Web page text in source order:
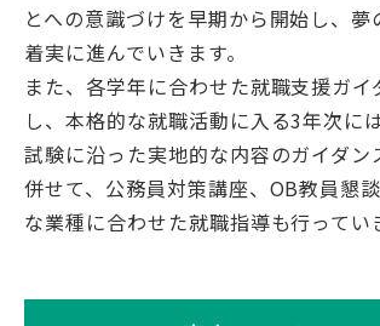
とへの意識づけを早期から開始し、夢
着実に進んでいきます。
また、各学年に合わせた就職支援ガイ
し、本格的な就職活動に入る3年次に
試験に沿った実地的な内容のガイダン
併せて、公務員対策講座、OB教員懇
な業種に合わせた就職指導も行ってい